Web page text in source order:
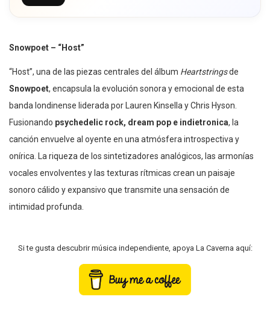
Snowpoet – “Host”
“Host”, una de las piezas centrales del álbum Heartstringsde
Snowpoet, encapsula la evolución sonora y emocional de esta
banda londinense liderada por Lauren Kinsella y Chris Hyson.
Fusionando psychedelic rock, dream pop e indietronica, la
canción envuelve al oyente en una atmósfera introspectiva y
onírica. La riqueza de los sintetizadores analógicos, las armonías
vocales envolventes y las texturas rítmicas crean un paisaje
sonoro cálido y expansivo que transmite una sensación de
intimidad profunda.
Si te gusta descubrir música independiente, apoya La Caverna aquí: